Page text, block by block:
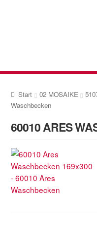
Start 02 MOSAIKE
Waschbecken
60010 ARES